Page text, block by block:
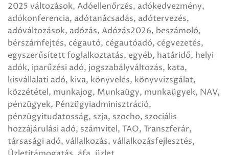
2025 változások Adóellenőrzés adókedvezmény
adókonferencia adótanácsadás adótervezés
adóváltozások adózás Adózás2026 beszámoló
bérszámfejtés cégautó cégautóadó cégvezetés
egyszerűsített foglalkoztatás egyéb határidő helyi
adók iparűzési adó jogszabályváltozás kata
kisvállalati adó kiva könyvelés könyvvizsgálat
közzététel munkajog Munkaügy munkaügyek NAV
pénzügyek Pénzügyiadminisztráció
pénzügyitudatosság szja szocho szociális
hozzájárulási adó számvitel TAO Transzferár
társasági adó vállalkozás vállalkozásfejlesztés